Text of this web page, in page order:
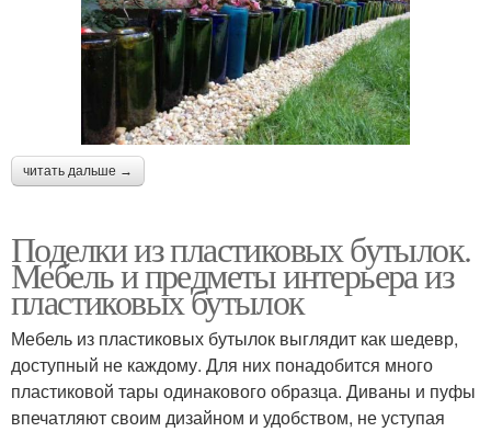
читать дальше →
Поделки из пластиковых бутылок.
Мебель и предметы интерьера из
пластиковых бутылок
Мебель из пластиковых бутылок выглядит как шедевр,
доступный не каждому. Для них понадобится много
пластиковой тары одинакового образца. Диваны и пуфы
впечатляют своим дизайном и удобством, не уступая